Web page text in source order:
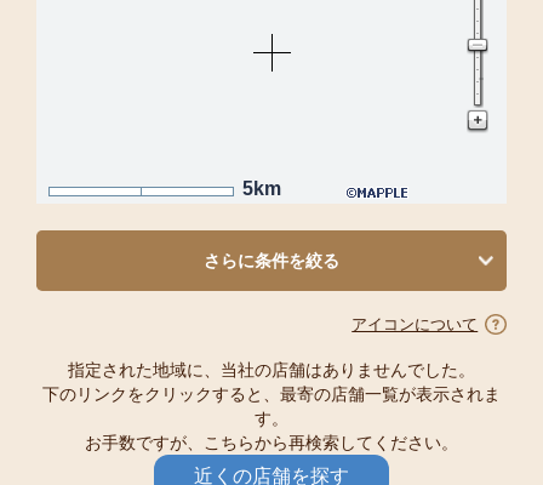
5km
さらに条件を絞る
アイコンについて
指定された地域に、当社の店舗はありませんでした。
下のリンクをクリックすると、最寄の店舗一覧が表示されま
す。
お手数ですが、こちらから再検索してください。
近くの店舗を探す